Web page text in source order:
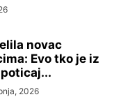
novac
Evo tko je iz
2026